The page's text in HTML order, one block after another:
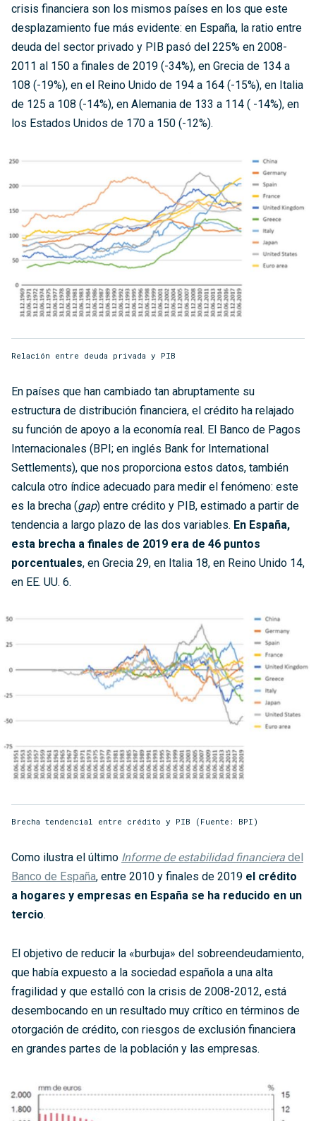
crisis financiera son los mismos países en los que este
desplazamiento fue más evidente: en España, la ratio entre
deuda del sector privado y PIB pasó del 225% en 2008-
2011 al 150 a finales de 2019 (-34%), en Grecia de 134 a
108 (-19%), en el Reino Unido de 194 a 164 (-15%), en Italia
de 125 a 108 (-14%), en Alemania de 133 a 114 ( -14%), en
los Estados Unidos de 170 a 150 (-12%).
Relación entre deuda privada y PIB
En países que han cambiado tan abruptamente su
estructura de distribución financiera, el crédito ha relajado
su función de apoyo a la economía real. El Banco de Pagos
Internacionales (BPI; en inglés Bank for International
Settlements), que nos proporciona estos datos, también
calcula otro índice adecuado para medir el fenómeno: este
es la brecha (gap) entre crédito y PIB, estimado a partir de
tendencia a largo plazo de las dos variables. En España,
esta brecha a finales de 2019 era de 46 puntos
porcentuales, en Grecia 29, en Italia 18, en Reino Unido 14,
en EE. UU. 6.
Brecha tendencial entre crédito y PIB (Fuente: BPI)
Como ilustra el último Informe de estabilidad financiera del
Banco de España, entre 2010 y finales de 2019 el crédito
a hogares y empresas en España se ha reducido en un
tercio.
El objetivo de reducir la «burbuja» del sobreendeudamiento,
que había expuesto a la sociedad española a una alta
fragilidad y que estalló con la crisis de 2008-2012, está
desembocando en un resultado muy crítico en términos de
otorgación de crédito, con riesgos de exclusión financiera
en grandes partes de la población y las empresas.